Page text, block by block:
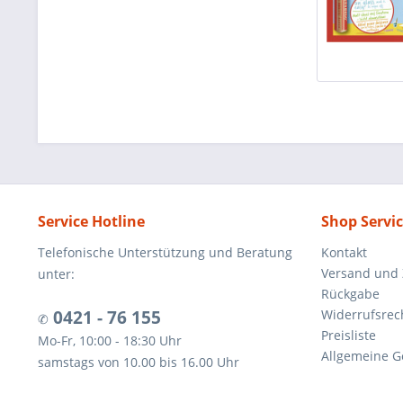
Service Hotline
Telefonische Unterstützung und Beratung
unter:
✆ 0421 - 76 155
Mo-Fr, 10:00 - 18:30 Uhr
samstags von 10.00 bis 16.00 Uhr
Shop
Kontakt
Versand
Rückgabe
Preisliste
Allgemeine